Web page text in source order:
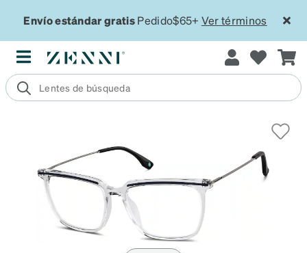
Envío estándar gratisPedido$65+ Ver términos